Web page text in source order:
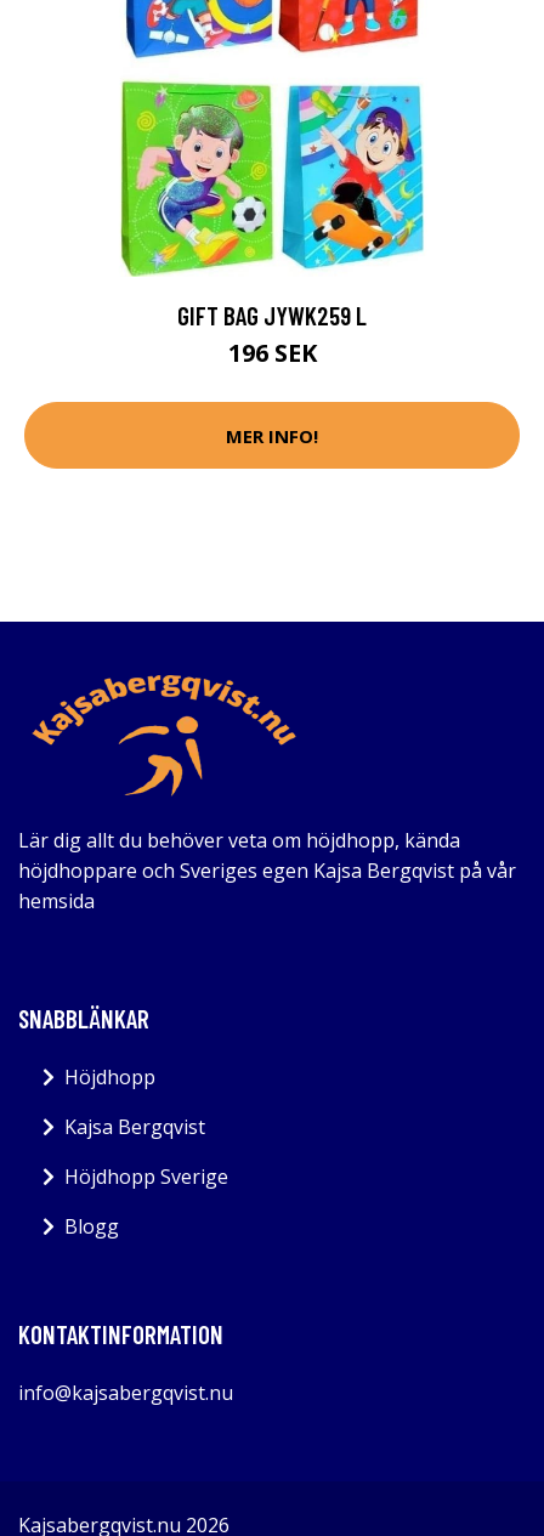
GIFT BAG JYWK259 L
196 SEK
MER INFO!
Lär dig allt du behöver veta om höjdhopp, kända
höjdhoppare och Sveriges egen Kajsa Bergqvist på vår
hemsida
SNABBLÄNKAR
Höjdhopp
Kajsa Bergqvist
Höjdhopp Sverige
Blogg
KONTAKTINFORMATION
info@kajsabergqvist.nu
Kajsabergqvist.nu 2026